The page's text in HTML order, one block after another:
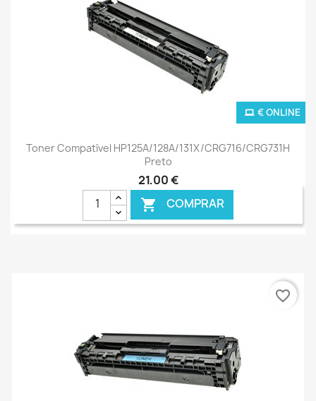
Toner Compatível HP125A/128A/131X/CRG716/CRG731H
Preto
21,00 €
 COMPRAR
€ ONLINE
favorite_border